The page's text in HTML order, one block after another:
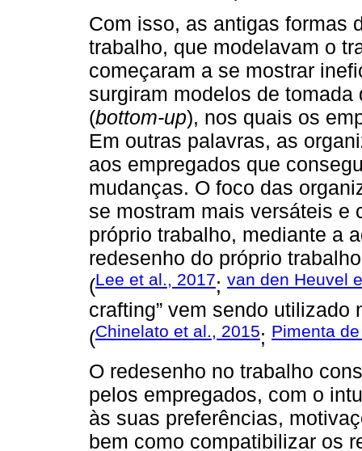
Com isso, as antigas formas
trabalho, que modelavam o
começaram a se mostrar
surgiram modelos de
(bottom-up), nos quais os
Em outras palavras, as
aos empregados que
mudanças. O foco das
se mostram mais versáteis e
próprio trabalho, mediante a
redesenho do próprio
(Lee et al., 2017; van den Heuvel
crafting” vem sendo
(Chinelato et al., 2015; Pimenta
O redesenho no trabalho
pelos empregados, com o
às suas preferências,
bem como compatibilizar os